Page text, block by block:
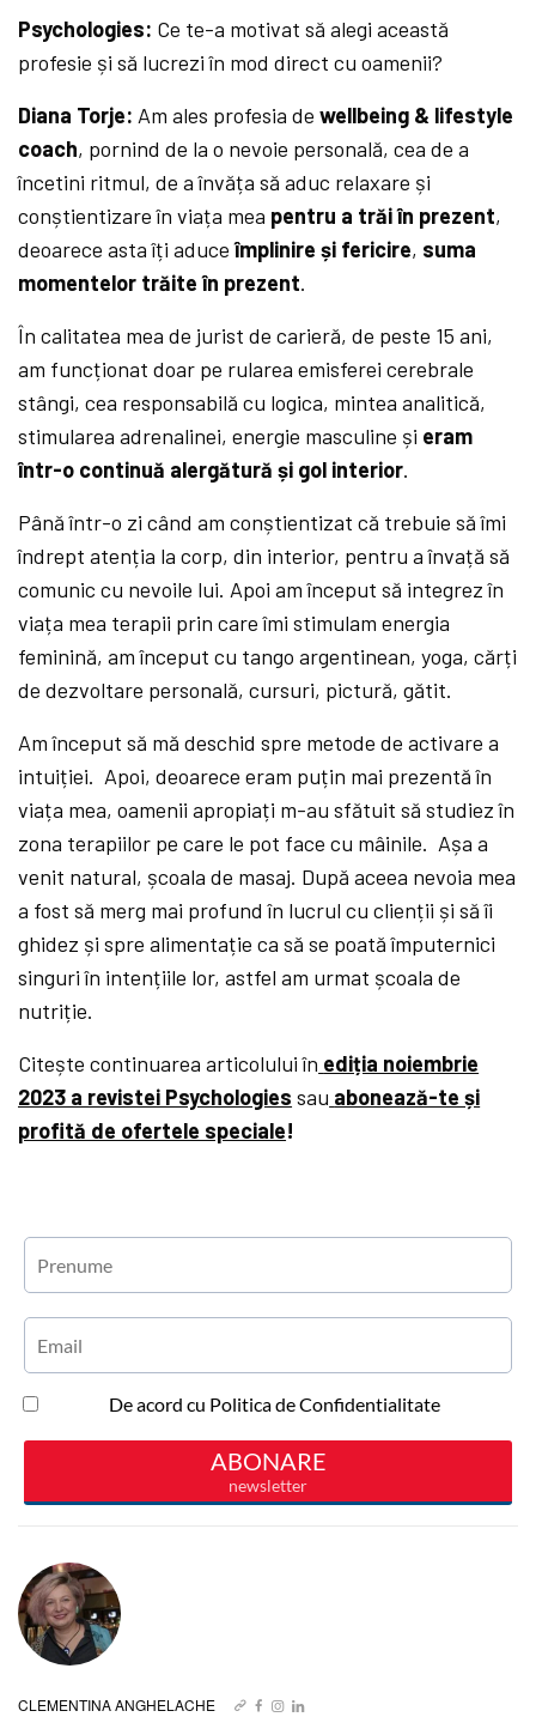
Psychologies: Ce te-a motivat să alegi această
profesie și să lucrezi în mod direct cu oamenii?
Diana Torje: Am ales profesia dewellbeing & lifestyle
coach, pornind de la o nevoie personală, cea de a
încetini ritmul, de a învăța să aduc relaxare și
conștientizare în viața mea pentru a trăi în prezent,
deoarece asta îți aduceîmplinire și fericire, suma
momentelor trăite în prezent.
În calitatea mea de jurist de carieră, de peste 15 ani,
am funcționat doar pe rularea emisferei cerebrale
stângi, cea responsabilă cu logica, mintea analitică,
stimularea adrenalinei, energie masculine și eram
într-o continuă alergătură și gol interior.
Până într-o zi când am conștientizat că trebuie să îmi
îndrept atenția la corp, din interior, pentru a învață să
comunic cu nevoile lui. Apoi am început să integrez în
viața mea terapii prin care îmi stimulam energia
feminină, am început cu tango argentinean, yoga, cărți
de dezvoltare personală, cursuri, pictură, gătit.
Am început să mă deschid spre metode de activare a
intuiției. Apoi, deoarece eram puțin mai prezentă în
viața mea, oamenii apropiați m-au sfătuit să studiez în
zona terapiilor pe care le pot face cu mâinile. Așa a
venit natural, școala de masaj. După aceea nevoia mea
a fost să merg mai profund în lucrul cu clienții și să îi
ghidez și spre alimentație ca să se poată împuternici
singuri în intențiile lor, astfel am urmat școala de
nutriție.
Citește continuarea articolului în ediția noiembrie
2023 a revistei Psychologies sau abonează-te și
profită de ofertele speciale!
CLEMENTINA ANGHELACHE